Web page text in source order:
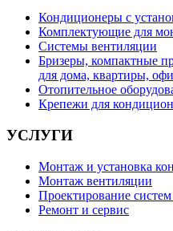
Кондиционеры с
Комплектующие для
Системы вентиляции
Бризеры, компактные
для дома, квартиры,
Отопительное
Крепежи для
УСЛУГИ
Монтаж и установка
Монтаж вентиляции
Проектирование
Ремонт и сервис